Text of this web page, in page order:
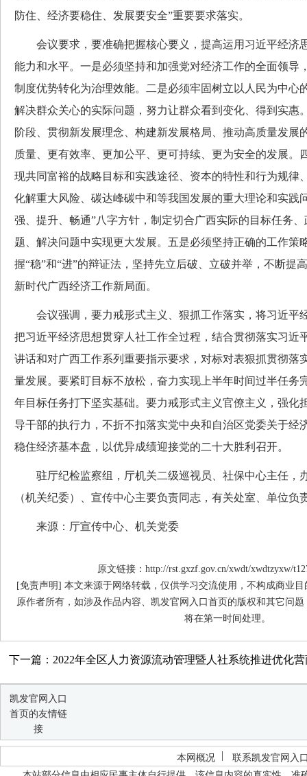
防住、经济要稳住、发展要安全”重要要求落实。
会议要求，要准确把握核心要义，提高运用习近平经济
能力和水平。一是必须坚持和加强党对经济工作的全面领导
制度优势转化为治理效能。二是必须牢固树立以人民为中心
解决群众关心的实际问题，努力让群众看到变化、得到实惠
阶段、贯彻新发展理念、构建新发展格局、推动高质量发展
质量、更有效率、更加公平、更可持续、更为安全的发展。
现共同富裕的战略目标和实践途径、资本的特性和行为规律
化解重大风险、碳达峰碳中和等我国发展的重大理论和实践
强、提升、畅通”八字方针，制定切合广西实际的目标任务
题、解决问题中实现更大发展。五是必须坚持正确的工作策
握“稳”和“进”的辩证法，坚持先立后破、立破并举，不断提
新时代广西经济工作新局面。
会议强调，要力戒形式主义、狠抓工作落实，将习近平
把习近平经济思想贯穿人社工作全过程，结合贯彻落实习近
讲话和对广西工作系列重要指示要求，对标对表狠抓贯彻落
量发展。要紧盯目标不放松，奋力实现上半年时间过半任务
年目标任务打下坚实基础。要力戒形式主义官僚主义，强化
导干部的执行力，不折不扣落实党中央和自治区党委关于经
稳住经济基本盘，以优异成绩迎接党的二十大胜利召开。
驻厅纪检监察组，厅机关二级巡视员、社保中心主任，
（机关纪委）、宣传中心主要负责同志，有关处室、单位负
来源：厅宣传中心、机关党委
原文链接：http://rst.gxzf.gov.cn/xwdt/xwdtzyxw/
[免责声明] 本文来源于网络转载，仅供学习交流使用，不构成商业
原作者所有，如涉及作品内容、凯发官网入口首页的版权和其它问
将在第一时间处理。
下一篇：2022年全区人力资源流动管理暨人社系统推进优化
凯发官网入口
首页的友情链
接
本网概况
联系凯发官网入